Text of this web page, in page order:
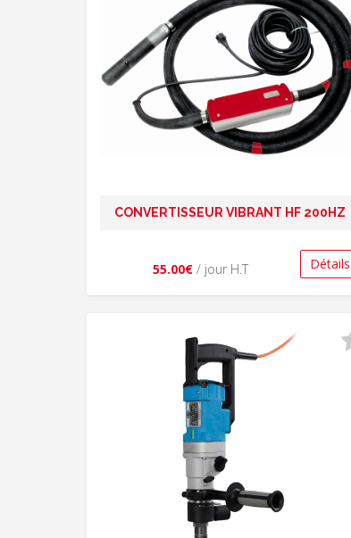
CONVERTISSEUR VIBRANT HF 200HZ
55.00€/ jour H.T Détails